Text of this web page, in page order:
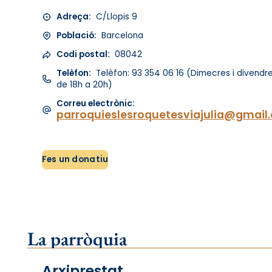
Adreça: C/Llopis 9
Població: Barcelona
Codi postal: 08042
Telèfon: Telèfon: 93 354 06 16 (Dimecres i
de 18h a 20h)
Correu electrònic:
Fes un donatiu
La parròquia